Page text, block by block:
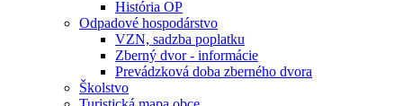
História OP
Odpadové hospodárstvo
VZN, sadzba poplatku
Zberný dvor - informácie
Prevádzková doba zberného dvora
Školstvo